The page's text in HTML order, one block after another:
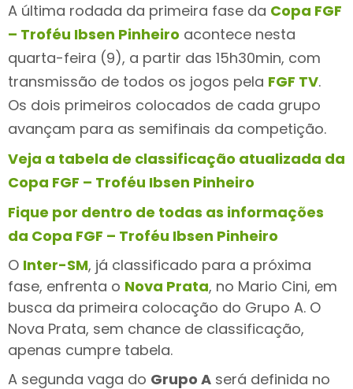
A última rodada da primeira fase da Copa FGF
– Troféu Ibsen Pinheiro acontece nesta
quarta-feira (9), a partir das 15h30min, com
transmissão de todos os jogos pela FGF TV.
Os dois primeiros colocados de cada grupo
avançam para as semifinais da competição.
Veja a tabela de classificação atualizada da
Copa FGF – Troféu Ibsen Pinheiro
Fique por dentro de todas as informações
da Copa FGF – Troféu Ibsen Pinheiro
O Inter-SM, já classificado para a próxima
fase, enfrenta o Nova Prata, no Mario Cini, em
busca da primeira colocação do Grupo A. O
Nova Prata, sem chance de classificação,
apenas cumpre tabela.
A segunda vaga do Grupo A será definida no